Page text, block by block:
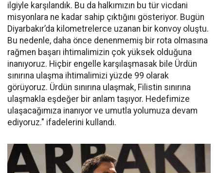
ilgiyle karşılandık. Bu da halkımızın bu tür vicdani
misyonlara ne kadar sahip çıktığını gösteriyor. Bugün
Diyarbakır’da kilometrelerce uzanan bir konvoy oluştu.
Bu nedenle, daha önce denenmemiş bir rota olmasına
rağmen başarı ihtimalimizin çok yüksek olduğuna
inanıyoruz. Hiçbir engelle karşılaşmasak bile Ürdün
sınırına ulaşma ihtimalimizi yüzde 99 olarak
görüyoruz. Ürdün sınırına ulaşmak, Filistin sınırına
ulaşmakla eşdeğer bir anlam taşıyor. Hedefimize
ulaşacağımıza inanıyor ve umutla yolumuza devam
ediyoruz." ifadelerini kullandı.